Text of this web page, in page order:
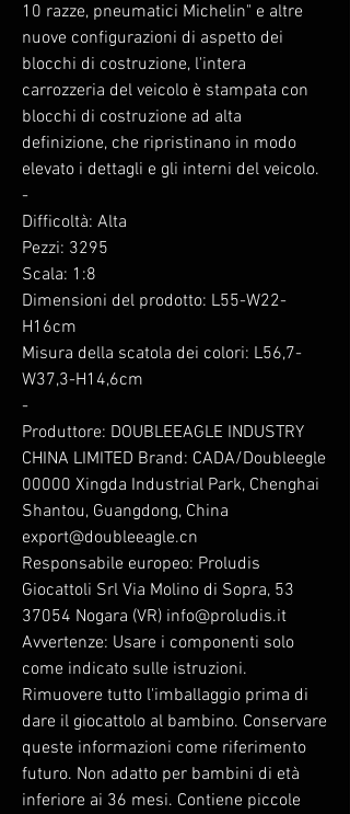
10 razze, pneumatici Michelin" e altre
nuove configurazioni di aspetto dei
blocchi di costruzione, l'intera
carrozzeria del veicolo è stampata con
blocchi di costruzione ad alta
definizione, che ripristinano in modo
elevato i dettagli e gli interni del veicolo.
-
Difficoltà: Alta
Pezzi: 3295
Scala: 1:8
Dimensioni del prodotto: L55-W22-
H16cm
Misura della scatola dei colori: L56,7-
W37,3-H14,6cm
-
Produttore: DOUBLEEAGLE INDUSTRY
CHINA LIMITED Brand: CADA/Doubleegle
00000 Xingda Industrial Park, Chenghai
Shantou, Guangdong, China
export@doubleeagle.cn
Responsabile europeo: Proludis
Giocattoli Srl Via Molino di Sopra, 53
37054 Nogara (VR) info@proludis.it
Avvertenze: Usare i componenti solo
come indicato sulle istruzioni.
Rimuovere tutto l'imballaggio prima di
dare il giocattolo al bambino. Conservare
queste informazioni come riferimento
futuro. Non adatto per bambini di età
inferiore ai 36 mesi. Contiene piccole